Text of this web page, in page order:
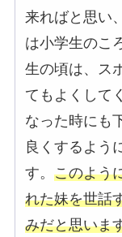
来ればと思い
は小学生のこ
生の頃は、ス
てもよくして
なった時にも
良くするよう
す。 このよう
れた妹を世話
みだと思いま